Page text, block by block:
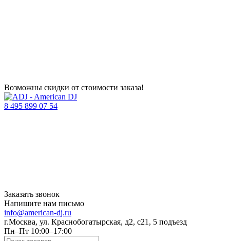
Возможны скидки от стоимости заказа!
8 495 899 07 54
Заказать звонок
Напишите нам письмо
info@american-dj.ru
г.Москва, ул. Краснобогатырская, д2, с21, 5 подъезд
Пн–Пт 10:00–17:00